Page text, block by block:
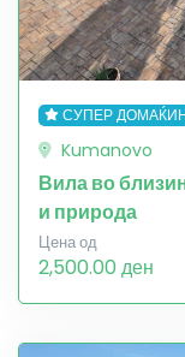
СУПЕР
Kumanovo
Вила во
и природа
Цена од
2,500.00 ден